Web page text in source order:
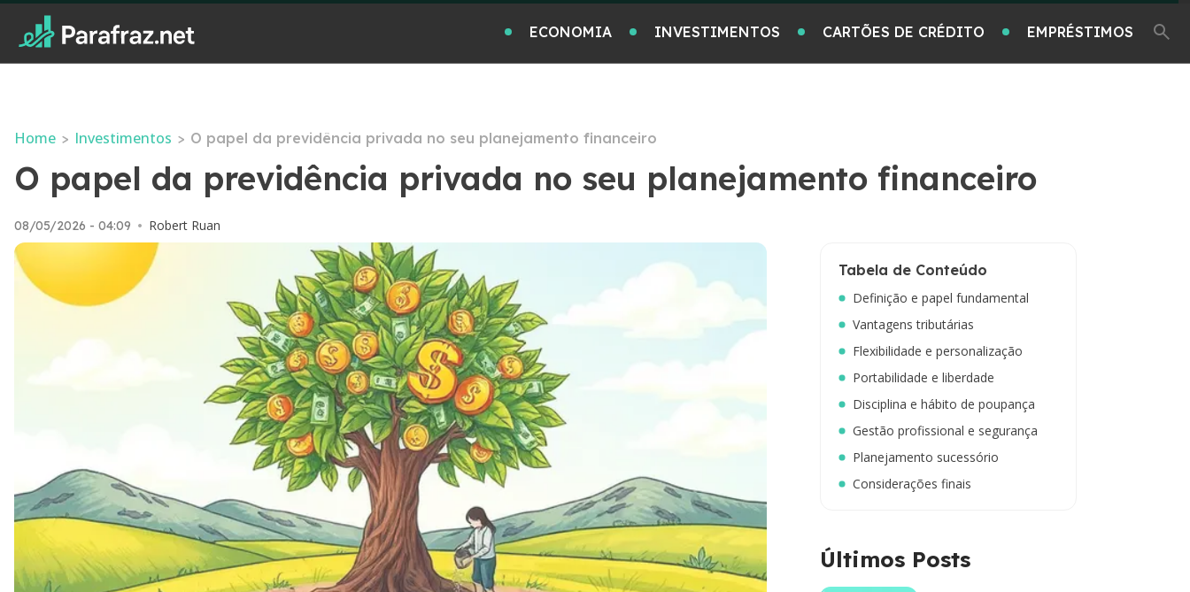
ECONOMIA INVESTIMENTOS CARTÕES DE CRÉDITO EMPRÉSTIMOS
Home > Investimentos > O papel da previdência privada no seu planejamento financeiro
O papel da previdência privada no seu planejamento financeiro
08/05/2026 - 04:09 • Robert Ruan
Tabela de Conteúdo
Definição e papel fundamental
Vantagens tributárias
Flexibilidade e personalização
Portabilidade e liberdade
Disciplina e hábito de poupança
Gestão profissional e segurança
Planejamento sucessório
Considerações finais
Últimos Posts